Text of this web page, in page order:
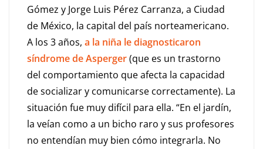
Gómez y Jorge Luis Pérez Carranza, a Ciudad
de México, la capital del país norteamericano.
A los 3 años, a la niña le diagnosticaron
síndrome de Asperger(que es un trastorno
del comportamiento que afecta la capacidad
de socializar y comunicarse correctamente). La
situación fue muy difícil para ella. “En el jardín,
la veían como a un bicho raro y sus profesores
no entendían muy bien cómo integrarla. No